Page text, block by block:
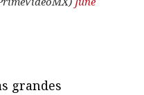
grandes